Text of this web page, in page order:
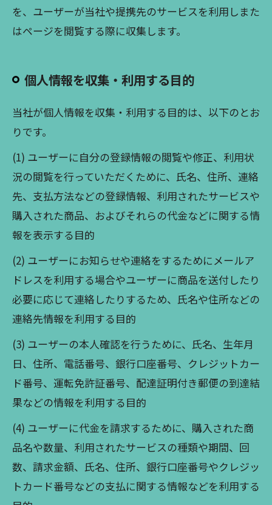
を、ユーザーが当社や提携先のサービスを利用しまた
はページを閲覧する際に収集します。
個人情報を収集・利用する目的
当社が個人情報を収集・利用する目的は、以下のとお
りです。
(1) ユーザーに自分の登録情報の閲覧や修正、利用状
況の閲覧を行っていただくために、氏名、住所、連絡
先、支払方法などの登録情報、利用されたサービスや
購入された商品、およびそれらの代金などに関する情
報を表示する目的
(2) ユーザーにお知らせや連絡をするためにメールア
ドレスを利用する場合やユーザーに商品を送付したり
必要に応じて連絡したりするため、氏名や住所などの
連絡先情報を利用する目的
(3) ユーザーの本人確認を行うために、氏名、生年月
日、住所、電話番号、銀行口座番号、クレジットカー
ド番号、運転免許証番号、配達証明付き郵便の到達結
果などの情報を利用する目的
(4) ユーザーに代金を請求するために、購入された商
品名や数量、利用されたサービスの種類や期間、回
数、請求金額、氏名、住所、銀行口座番号やクレジッ
トカード番号などの支払に関する情報などを利用する